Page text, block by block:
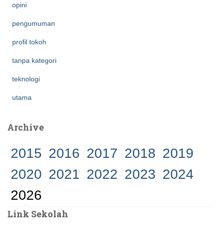
opini
pengumuman
profil tokoh
tanpa kategori
teknologi
utama
Archive
2015 2016 2017 2018 2019
2020 2021 2022 2023 2024
2026
Link Sekolah